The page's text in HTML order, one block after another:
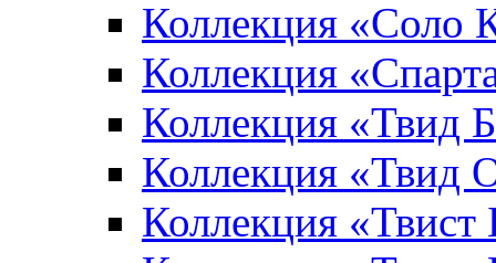
Коллекция «Соло
Коллекция
Коллекция «Твид
Коллекция «Твид
Коллекция